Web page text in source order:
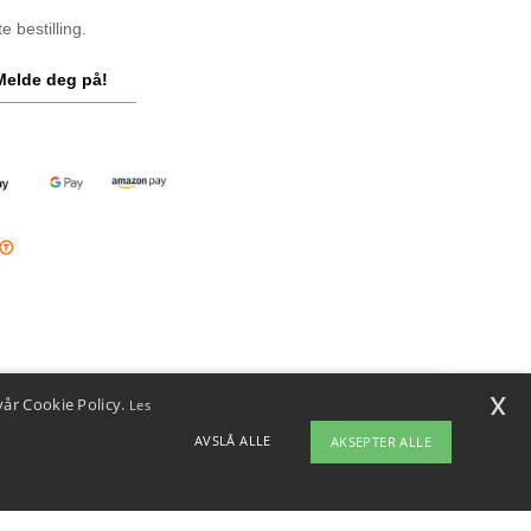
bestilling.
deg på!
Cookie Policy. Les
AVSLÅ ALLE AKSEPTER ALLE
x
har spørsmål eller bekymringer, kan du kontakte oss når som helst.